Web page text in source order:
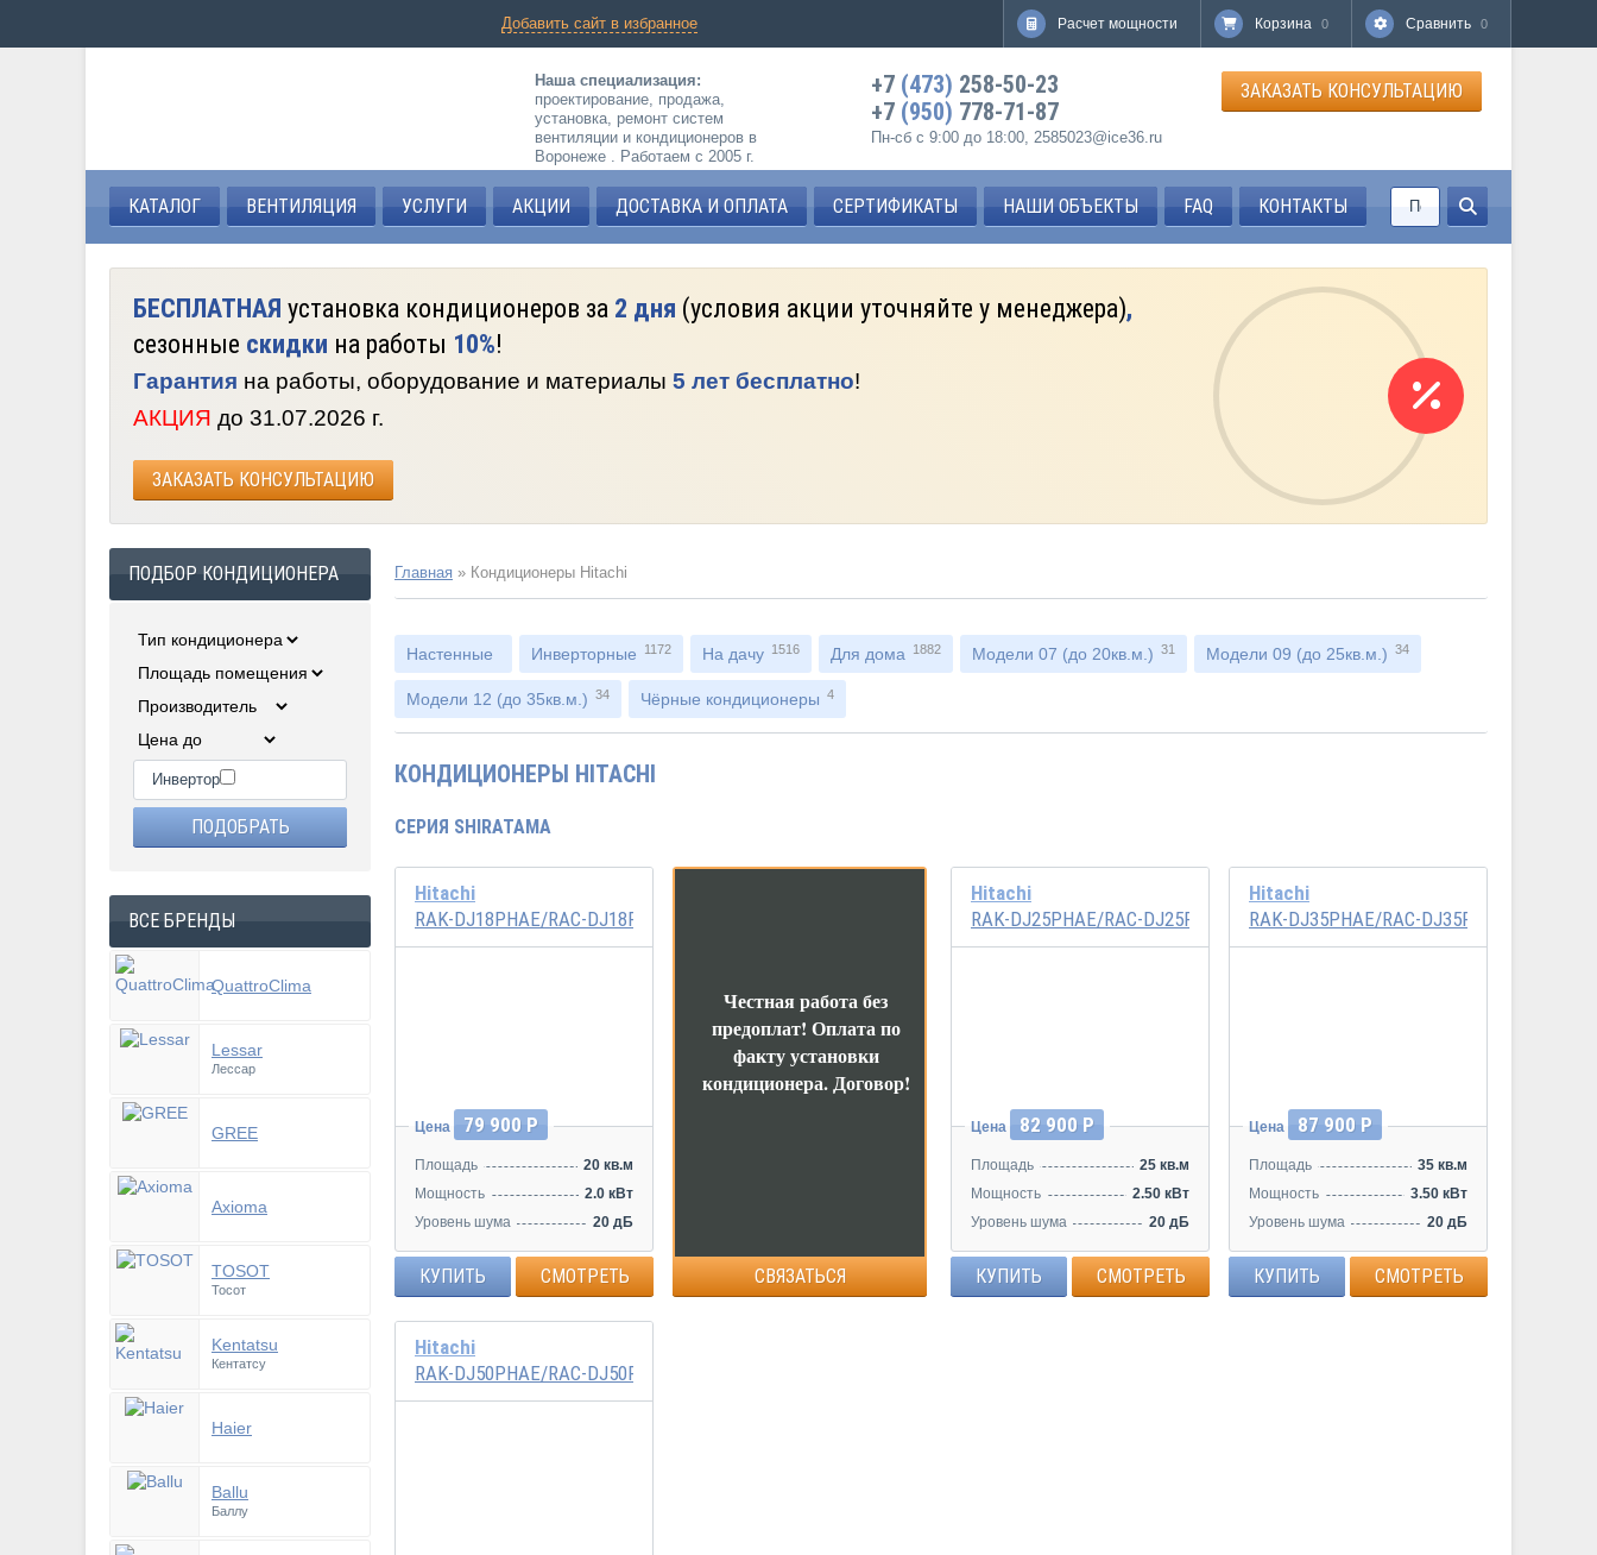
Расчет мощности Корзина 0 Сравнить 0
Добавить сайт в избранное
Наша специализация:
проектирование, продажа,
установка, ремонт систем
вентиляции и кондиционеров в
Воронеже . Работаем с 2005 г.
+7 (473) 258-50-23
+7 (950) 778-71-87
Пн-сб с 9:00 до 18:00, 2585023@ice36.ru
ЗАКАЗАТЬ КОНСУЛЬТАЦИЮ
КАТАЛОГ ВЕНТИЛЯЦИЯ УСЛУГИ АКЦИИ ДОСТАВКА И ОПЛАТА СЕРТИФИКАТЫ НАШИ ОБЪЕКТЫ FAQ КОНТАКТЫ
БЕСПЛАТНАЯ установка кондиционеров за 2 дня (условия акции уточняйте у менеджера),
сезонные скидки на работы 10%!
Гарантия на работы, оборудование и материалы 5 лет бесплатно!
АКЦИЯ до 31.07.2026 г.
ЗАКАЗАТЬ КОНСУЛЬТАЦИЮ
Главная » Кондиционеры Hitachi
Настенные Инверторные 1172 На дачу 1516 Для дома 1882 Модели 07 (до 20кв.м.) 31 Модели 09 (до 25кв.м.) 34
Модели 12 (до 35кв.м.) 34 Чёрные кондиционеры 4
КОНДИЦИОНЕРЫ HITACHI
СЕРИЯ SHIRATAMA
Hitachi
RAK-DJ18PHAE/RAC-DJ18PHAE
Цена 79 900 Р
Площадь
20 кв.м
Мощность
2.0 кВт
Уровень шума
20 дБ
КУПИТЬ СМОТРЕТЬ
Честная работа без
предоплат! Оплата по
факту установки
кондиционера.Договор!
СВЯЗАТЬСЯ
Hitachi
RAK-DJ25PHAE/RAC-DJ25PHAE
Цена 82 900 Р
Площадь
25 кв.м
Мощность
2.50 кВт
Уровень шума
20 дБ
КУПИТЬ СМОТРЕТЬ
Hitachi
RAK-DJ35PHAE/RAC-DJ35PHAE
Цена 87 900 Р
Площадь
35 кв.м
Мощность
3.50 кВт
Уровень шума
20 дБ
КУПИТЬ СМОТРЕТЬ
Hitachi
RAK-DJ50PHAE/RAC-DJ50PHAE
ПОДБОР КОНДИЦИОНЕРА
Инвертор
ВСЕ БРЕНДЫ
QuattroClima
Lessar
Лессар
GREE
Axioma
TOSOT
Тосот
Kentatsu
Кентатсу
Haier
Ballu
Баллу